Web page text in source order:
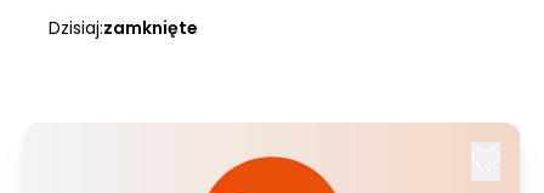
Dzisiaj:zamknięte